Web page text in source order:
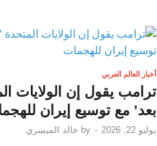
أخبار العالم العربي
ترامب يقول إن الولايات
بعد’ مع توسيع إيران
يوليو 22, 2026 -
by خالد الميسري